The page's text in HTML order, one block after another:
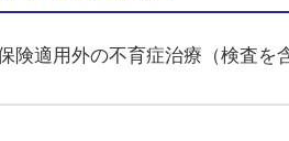
険適用外の不育症治療（検査を